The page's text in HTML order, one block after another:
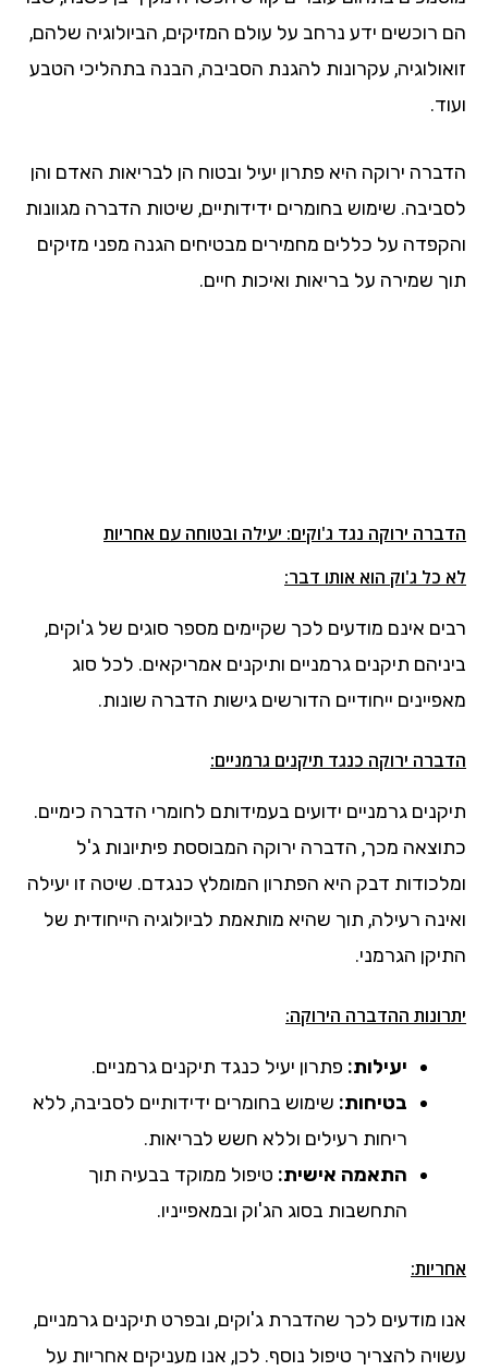
הם רוכשים ידע נרחב על עולם המזיקים, הביולוגיה שלהם,
זואולוגיה, עקרונות להגנת הסביבה, הבנה בתהליכי הטבע
ועוד.
הדברה ירוקה היא פתרון יעיל ובטוח הן לבריאות האדם והן
לסביבה. שימוש בחומרים ידידותיים, שיטות הדברה מגוונות
והקפדה על כללים מחמירים מבטיחים הגנה מפני מזיקים
תוך שמירה על בריאות ואיכות חיים.
הדברה ירוקה נגד ג'וקים: יעילה ובטוחה עם אחריות
לא כל ג'וק הוא אותו דבר:
רבים אינם מודעים לכך שקיימים מספר סוגים של ג'וקים,
ביניהם תיקנים גרמניים ותיקנים אמריקאים. לכל סוג
מאפיינים ייחודיים הדורשים גישות הדברה שונות.
הדברה ירוקה כנגד תיקנים גרמניים:
תיקנים גרמניים ידועים בעמידותם לחומרי הדברה כימיים.
כתוצאה מכך, הדברה ירוקה המבוססת פיתיונות ג'ל
ומלכודות דבק היא הפתרון המומלץ כנגדם. שיטה זו יעילה
ואינה רעילה, תוך שהיא מותאמת לביולוגיה הייחודית של
התיקן הגרמני.
יתרונות ההדברה הירוקה:
יעילות: פתרון יעיל כנגד תיקנים גרמניים.
בטיחות: שימוש בחומרים ידידותיים לסביבה, ללא
ריחות רעילים וללא חשש לבריאות.
התאמה אישית: טיפול ממוקד בבעיה תוך
התחשבות בסוג הג'וק ובמאפייניו.
אחריות:
אנו מודעים לכך שהדברת ג'וקים, ובפרט תיקנים גרמניים,
עשויה להצריך טיפול נוסף. לכן, אנו מעניקים אחריות על